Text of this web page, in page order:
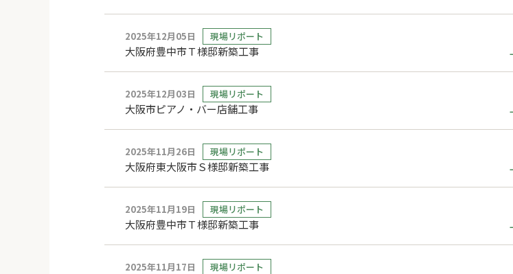
2025年12月05日 現場リポート
大阪府豊中市Ｔ様邸新築工事
2025年12月03日 現場リポート
大阪市ピアノ・バー店舗工事
2025年11月26日 現場リポート
大阪府東大阪市Ｓ様邸新築工事
2025年11月19日 現場リポート
大阪府豊中市Ｔ様邸新築工事
2025年11月17日 現場リポート